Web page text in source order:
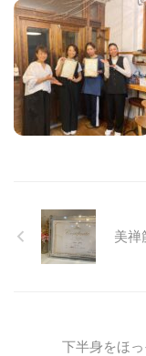
美禅
下半身をほ